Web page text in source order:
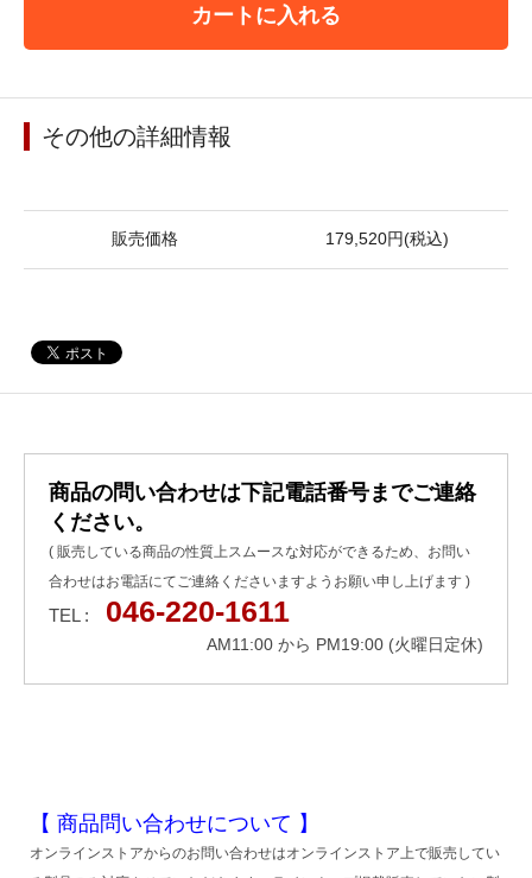
カートに入れる
その他の詳細情報
販売価格 179,520円(税込)
商品の問い合わせは下記電話番号までご連絡
ください。
( 販売している商品の性質上スムースな対応ができるため、お問い
合わせはお電話にてご連絡くださいますようお願い申し上げます )
TEL : 046-220-1611
AM11:00 から PM19:00 (火曜日定休)
【 商品問い合わせについて 】
オンラインストアからのお問い合わせはオンラインストア上で販売してい